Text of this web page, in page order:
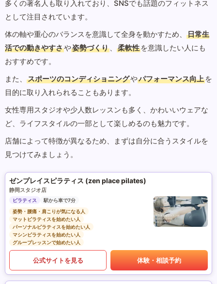
多くの著名人も取り入れており、SNSでも話題のフィットネス
として注目されています。
体の軸や重心のバランスを意識して全身を動かすため、
日常生
活での動きやすさや姿勢づくり 、 柔軟性 を意識したい人にも
おすすめです。
また、
スポーツのコンディショニングやパフォーマンス向上 を
目的に取り入れられることもあります。
女性専用スタジオや少人数レッスンも多く、かわいいウェアな
ど、ライフスタイルの一部として楽しめるのも魅力です。
店舗によって特徴が異なるため、まずは自分に合うスタイルを
見つけてみましょう。
ゼンプレイスピラティス (zen place pilates)
静岡スタジオ店
ピラティス
駅から車で7分
姿勢・腰痛・肩こりが気になる人
マットピラティスを始めたい人
パーソナルピラティスを始めたい人
マシンピラティスを始めたい人
グループレッスンで始めたい人
公式サイトを見る 体験・相談予約